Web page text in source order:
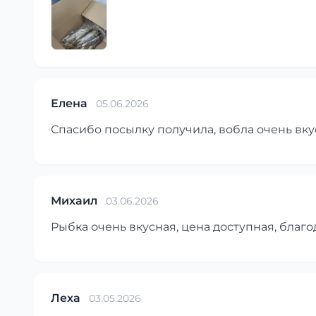
Елена 05.06.2026
Спасибо посылку получила, вобла очень
Михаил 03.06.2026
Рыбка очень вкусная, цена доступная,
Леха 03.05.2026